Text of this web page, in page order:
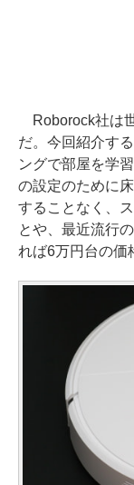
Roborock社は
だ。今回紹介す
ングで部屋を学
の設定のために
することなく、
とや、最近流行
れば6万円台の価